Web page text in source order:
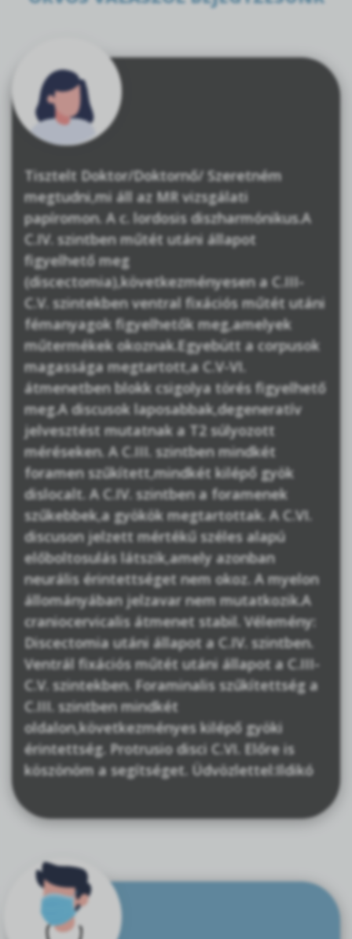
Tisztelt Doktor/Doktornő/ Szeretném
megtudni,mi áll az MR vizsgálati
papíromon. A c. lordosis diszharmónikus.A
C.IV. szintben műtét utáni állapot
figyelhető meg
(discectomia),következményesen a C.III-
C.V. szintekben ventral fixációs műtét utáni
fémanyagok figyelhetők meg,amelyek
műtermékek okoznak.Egyebütt a corpusok
magassága megtartott,a C.V-VI.
átmenetben blokk csigolya törés figyelhető
meg.A discusok laposabbak,degeneratív
jelvesztést mutatnak a T2 súlyozott
méréseken. A C.III. szintben mindkét
foramen szűkített,mindkét kilépő gyök
dislocalt. A C.IV. szintben a foramenek
szűkebbek,a gyökök megtartottak. A C.VI.
discuson jelzett mértékű széles alapú
előboltosulás látszik,amely azonban
neurális érintettséget nem okoz. A myelon
állományában jelzavar nem mutatkozik.A
craniocervicalis átmenet stabil. Vélemény:
Discectomia utáni állapot a C.IV. szintben.
Ventrál fixációs műtét utáni állapot a C.III-
C.V. szintekben. Foraminalis szűkítettség a
C.III. szintben mindkét
oldalon,következményes kilépő gyöki
érintettség. Protrusio disci C.VI. Előre is
köszönöm a segítséget. Üdvözlettel:Ildikó